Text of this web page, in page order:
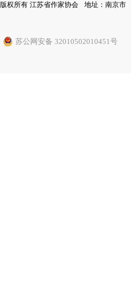
版权所有 江苏省作家协会
地址：南京市
苏公网安备 32010502010451号